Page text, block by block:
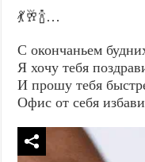
💃🥂🍾…
С окончаньем
Я хочу тебя
И прошу тебя
Офис от себя